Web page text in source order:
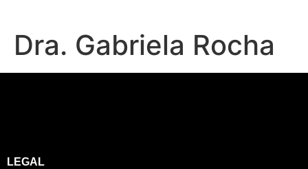
Dra. Gabriela Rocha
LEGAL